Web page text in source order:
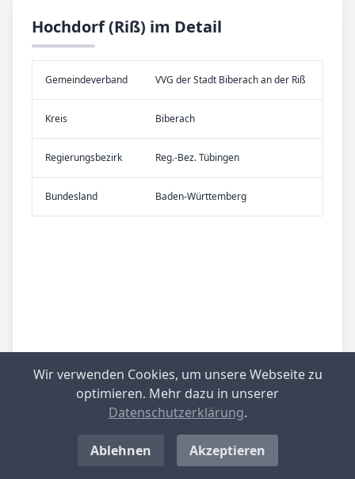
Hochdorf (Riß) im Detail
Gemeinde­verband VVG der Stadt Biberach an der Riß
Kreis Biberach
Re­gier­ungs­bezirk Reg.-Bez. Tübingen
Bundes­land Baden-Württemberg
Wir verwenden Cookies, um unsere Webseite zu
optimieren. Mehr dazu in unserer
Datenschutzerklärung.
Ablehnen Akzeptieren